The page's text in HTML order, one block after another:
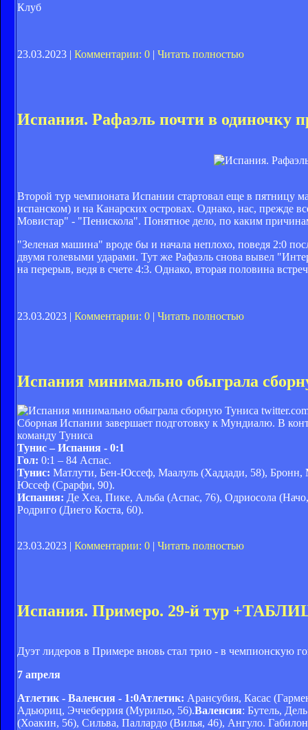
Клуб
23.03.2023 | Комментарии: 0 | Читать полностью
Испания. Рафаэль почти в одиночку
Второй тур чемпионата Испании стартовал еще в пятницу
испанском) и на Канарских островах. Однако, нас, прежде
Мовистар" - "Пенискола". Понятное дело, по каким
"Зеленая машина" вроде бы и начала неплохо, поведя 2:0
двумя голевыми ударами. Тут же Рафаэль снова вывел
на перерыв, ведя в счете 4:3. Однако, вторая половина
23.03.2023 | Комментарии: 0 | Читать полностью
Испания минимально обыграла
Сборная Испании завершает подготовку к Мундиалю. В
команду Туниса
Тунис – Испания - 0:1
Гол: 0:1 – 84 Аспас.
Тунис: Матлути, Бен-Юссеф, Маалуль (Хаддади, 58),
Юссеф (Срарфи, 90).
Испания: Де Хеа, Пике, Альба (Аспас, 76), Одриосола
Родриго (Диего Коста, 60).
23.03.2023 | Комментарии: 0 | Читать полностью
Испания. Примеро. 29-й тур
Дуэт лидеров в Примере вновь стал трио - в чемпионскую
7 апреля
Атлетик - Валенсия - 1:0Атлетик: Арансубия, Касас
Адьюриц, Эччеберрия (Мурильо, 56).Валенсия: Бутель,
(Хоакин, 56), Сильва, Паллардо (Вилья, 46), Ангуло.